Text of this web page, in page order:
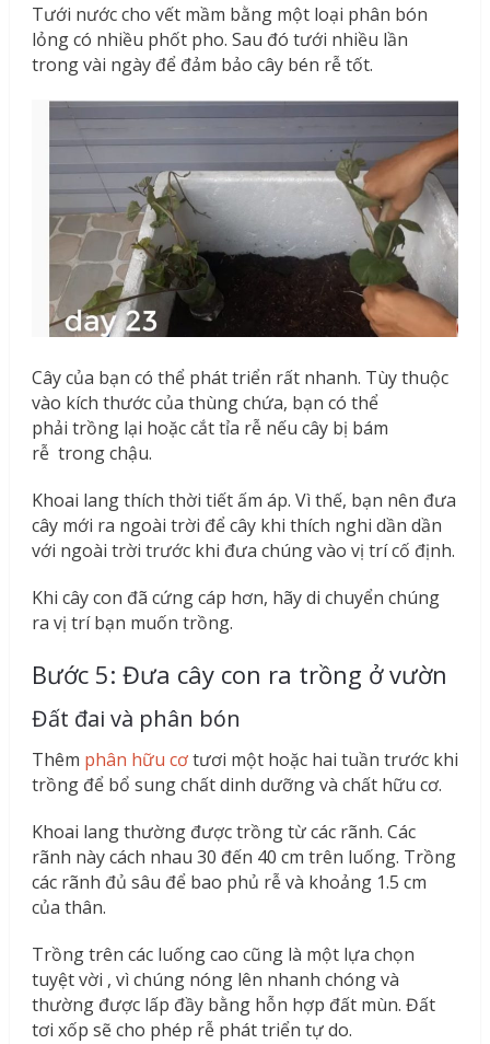
Tưới nước cho vết mầm bằng một loại phân bón
lỏng có nhiều phốt pho. Sau đó tưới nhiều lần
trong vài ngày để đảm bảo cây bén rễ tốt.
Cây của bạn có thể phát triển rất nhanh. Tùy thuộc
vào kích thước của thùng chứa, bạn có thể
phải trồng lại hoặc cắt tỉa rễ nếu cây bị bám
rễ trong chậu.
Khoai lang thích thời tiết ấm áp. Vì thế, bạn nên đưa
cây mới ra ngoài trời để cây khi thích nghi dần dần
với ngoài trời trước khi đưa chúng vào vị trí cố định.
Khi cây con đã cứng cáp hơn, hãy di chuyển chúng
ra vị trí bạn muốn trồng.
Bước 5: Đưa cây con ra trồng ở vườn
Đất đai và phân bón
Thêm phân hữu cơtươi một hoặc hai tuần trước khi
trồng để bổ sung chất dinh dưỡng và chất hữu cơ.
Khoai lang thường được trồng từ các rãnh. Các
rãnh này cách nhau 30 đến 40 cm trên luống. Trồng
các rãnh đủ sâu để bao phủ rễ và khoảng 1.5 cm
của thân.
Trồng trên các luống cao cũng là một lựa chọn
tuyệt vời , vì chúng nóng lên nhanh chóng và
thường được lấp đầy bằng hỗn hợp đất mùn. Đất
tơi xốp sẽ cho phép rễ phát triển tự do.